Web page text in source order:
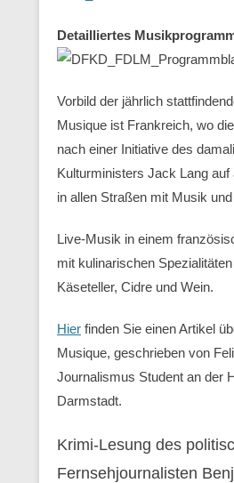
Detailliertes
Vorbild der jährlich
Musique ist Frankreich, wo
nach einer Initiative des
Kulturministers Jack Lang auf
in allen Straßen mit Musik
Live-Musik in einem
mit kulinarischen
Käseteller, Cidre und Wein.
Hier finden Sie einen Artikel
Musique, geschrieben von
Journalismus Student an der
Darmstadt.
Krimi-Lesung des
Fernsehjournalisten